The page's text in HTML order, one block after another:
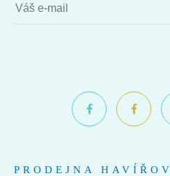
PRODEJNA HAVÍŘOV